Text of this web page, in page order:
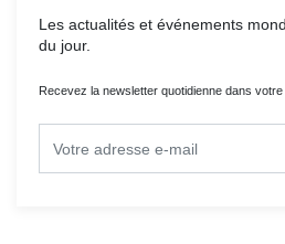
Les actualités et événements
du jour.
Recevez la newsletter quotidienne dans votre